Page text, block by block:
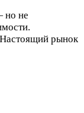
но не
Настоящий рынок